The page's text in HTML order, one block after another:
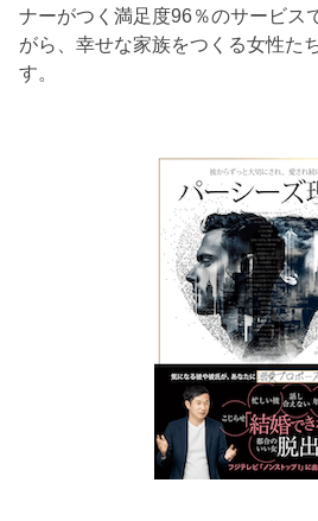
ナーがつく満足度96％のサービス
がら、幸せな家族をつくる女性た
す。